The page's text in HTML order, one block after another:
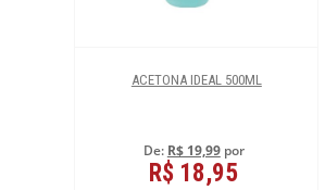
ACETONA IDEAL 500ML
De: R$ 19,99por
R$ 18,95